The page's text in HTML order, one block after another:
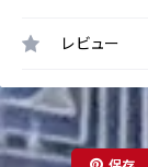
レビュー